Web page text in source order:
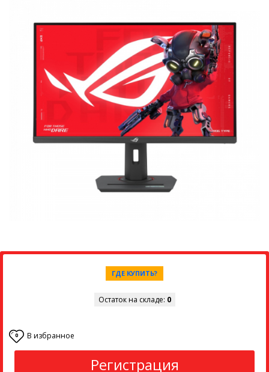
ГДЕ КУПИТЬ?
Остаток на складе: 0
0 В избранное
Регистрация